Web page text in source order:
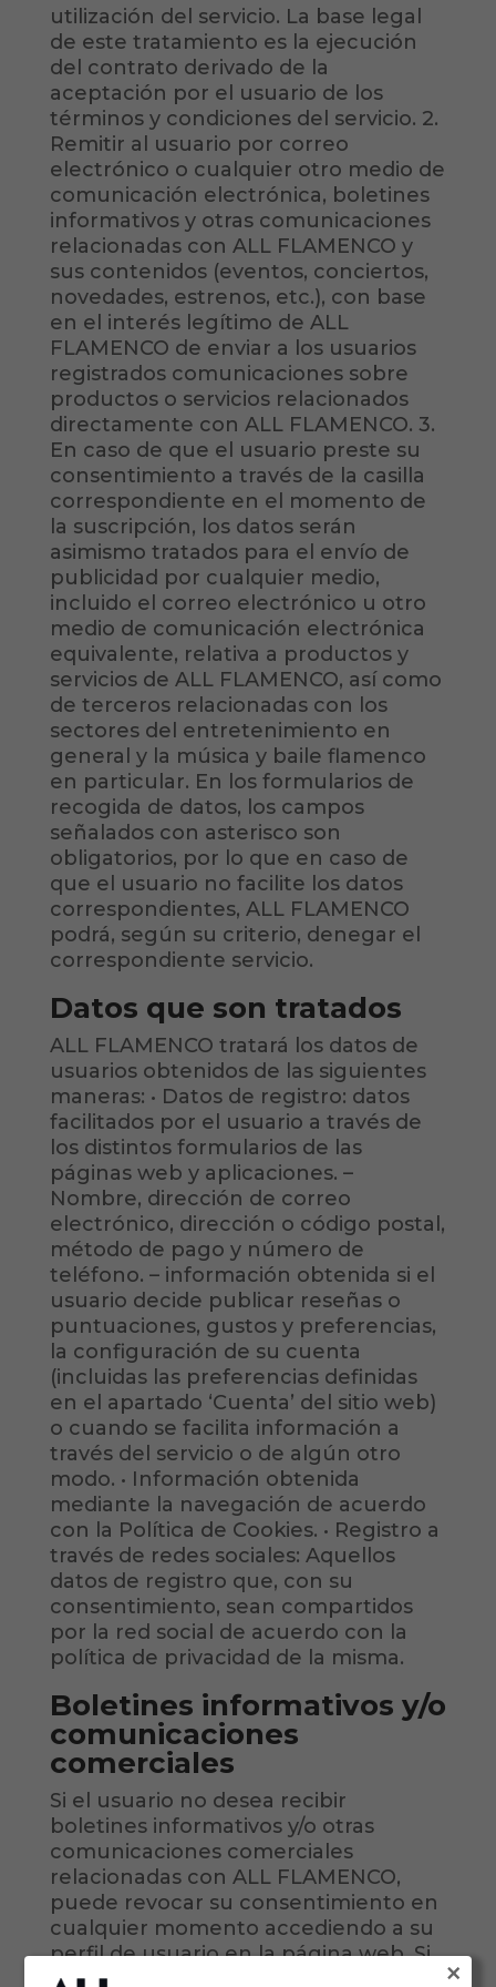
utilización del servicio. La base legal
de este tratamiento es la ejecución
del contrato derivado de la
aceptación por el usuario de los
términos y condiciones del servicio. 2.
Remitir al usuario por correo
electrónico o cualquier otro medio de
comunicación electrónica, boletines
informativos y otras comunicaciones
relacionadas con ALL FLAMENCO y
sus contenidos (eventos, conciertos,
novedades, estrenos, etc.), con base
en el interés legítimo de ALL
FLAMENCO de enviar a los usuarios
registrados comunicaciones sobre
productos o servicios relacionados
directamente con ALL FLAMENCO. 3.
En caso de que el usuario preste su
consentimiento a través de la casilla
correspondiente en el momento de
la suscripción, los datos serán
asimismo tratados para el envío de
publicidad por cualquier medio,
incluido el correo electrónico u otro
medio de comunicación electrónica
equivalente, relativa a productos y
servicios de ALL FLAMENCO, así como
de terceros relacionadas con los
sectores del entretenimiento en
general y la música y baile flamenco
en particular. En los formularios de
recogida de datos, los campos
señalados con asterisco son
obligatorios, por lo que en caso de
que el usuario no facilite los datos
correspondientes, ALL FLAMENCO
podrá, según su criterio, denegar el
correspondiente servicio.
Datos que son tratados
ALL FLAMENCO tratará los datos de
usuarios obtenidos de las siguientes
maneras: • Datos de registro: datos
facilitados por el usuario a través de
los distintos formularios de las
páginas web y aplicaciones. –
Nombre, dirección de correo
electrónico, dirección o código postal,
método de pago y número de
teléfono. – información obtenida si el
usuario decide publicar reseñas o
puntuaciones, gustos y preferencias,
la configuración de su cuenta
(incluidas las preferencias definidas
en el apartado ‘Cuenta’ del sitio web)
o cuando se facilita información a
través del servicio o de algún otro
modo. • Información obtenida
mediante la navegación de acuerdo
con la Política de Cookies. • Registro a
través de redes sociales: Aquellos
datos de registro que, con su
consentimiento, sean compartidos
por la red social de acuerdo con la
política de privacidad de la misma.
Boletines informativos y/o
comunicaciones
comerciales
Si el usuario no desea recibir
boletines informativos y/o otras
comunicaciones comerciales
relacionadas con ALL FLAMENCO,
puede revocar su consentimiento en
cualquier momento accediendo a su
perfil de usuario en la página web. Si
el usuario ha seleccionado la casilla
×